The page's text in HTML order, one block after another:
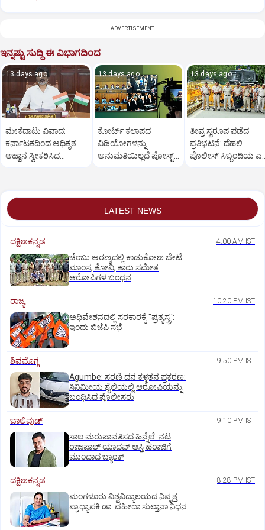
ADVERTISEMENT
ಇನ್ನಷ್ಟು ಸುದ್ದಿ ಈ ವಿಭಾಗದಿಂದ
13 days ago
ಮೇಕೆದಾಟು ವಿವಾದ:
ಕರ್ನಾಟಕದಿಂದ ಅಧಿಕೃತ
ಆಹ್ವಾನ ಸ್ವೀಕರಿಸಿದ
13 days ago
ಕೋರ್ಟ್‌ ಕಲಾಪದ
ವಿಡಿಯೋಗಳನ್ನು
ಅನುಮತಿಯಿಲ್ಲದೆ ಪೋಸ್ಟ್‌
13 days ago
ತೀವ್ರ ಸ್ವರೂಪ ಪಡೆದ
ಪ್ರತಿಭಟನೆ: ದೆಹಲಿ
ಪೊಲೀಸ್ ಸಿಬ್ಬಂದಿಯ
LATEST NEWS
ದಕ್ಷಿಣಕನ್ನಡ 4:00 AM IST
ಚೆಂಬು ಅರಣ್ಯದಲ್ಲಿ ಕಾಡುಕೋಣ ಬೇಟೆ:
ಮಾಂಸ, ಕೋವಿ, ಕಾರು ಸಮೇತ
ಆರೋಪಿಗಳ ಬಂಧನ
ರಾಜ್ಯ 10:20 PM IST
ಅಧಿವೇಶನದಲ್ಲಿ ಸರಕಾರಕ್ಕೆ "ಪ್ರತ್ಯಸ್ತ್ರ':
ಇಂದು ಬಿಜೆಪಿ ಸಭೆ
ಶಿವಮೊಗ್ಗ 9:50 PM IST
Agumbe: ಸರಣಿ ದನ ಕಳ್ಳತನ ಪ್ರಕರಣ:
ಸಿನಿಮೀಯ ಶೈಲಿಯಲ್ಲಿ ಆರೋಪಿಯನ್ನು
ಬಂಧಿಸಿದ ಪೊಲೀಸರು
ಬಾಲಿವುಡ್‌ 9:10 PM IST
ಸಾಲ ಮರುಪಾವತಿಸದ ಹಿನ್ನೆಲೆ: ನಟ
ರಾಜಪಾಲ್ ಯಾದವ್‌ ಆಸ್ತಿ ಹರಾಜಿಗೆ
ಮುಂದಾದ ಬ್ಯಾಂಕ್
ದಕ್ಷಿಣಕನ್ನಡ 8:28 PM IST
ಮಂಗಳೂರು ವಿಶ್ವವಿದ್ಯಾಲಯದ ನಿವೃತ್ತ
ಪ್ರಾಧ್ಯಾಪಕಿ ಡಾ. ವಹೀದಾ ಸುಲ್ತಾನಾ ನಿಧನ